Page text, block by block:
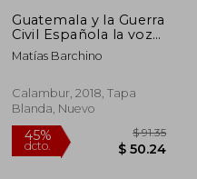
Guatemala y la Guerra
Civil Española la voz
de los Intelectuales
Matías Barchino
Calambur, 2018, Tapa
Blanda, Nuevo